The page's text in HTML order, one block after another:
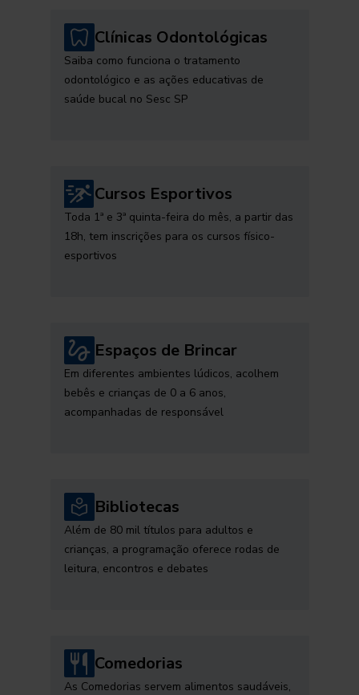
Clínicas Odontológicas
Saiba como funciona o tratamento
odontológico e as ações educativas de
saúde bucal no Sesc SP
Cursos Esportivos
Toda 1ª e 3ª quinta-feira do mês, a partir das
18h, tem inscrições para os cursos físico-
esportivos
Espaços de Brincar
Em diferentes ambientes lúdicos, acolhem
bebês e crianças de 0 a 6 anos,
acompanhadas de responsável
Bibliotecas
Além de 80 mil títulos para adultos e
crianças, a programação oferece rodas de
leitura, encontros e debates
Comedorias
As Comedorias servem alimentos saudáveis,